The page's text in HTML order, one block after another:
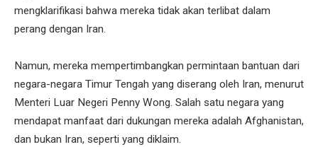
mengklarifikasi bahwa mereka tidak akan terlibat dalam
perang dengan Iran.
Namun, mereka mempertimbangkan permintaan bantuan dari
negara-negara Timur Tengah yang diserang oleh Iran, menurut
Menteri Luar Negeri Penny Wong. Salah satu negara yang
mendapat manfaat dari dukungan mereka adalah Afghanistan,
dan bukan Iran, seperti yang diklaim.